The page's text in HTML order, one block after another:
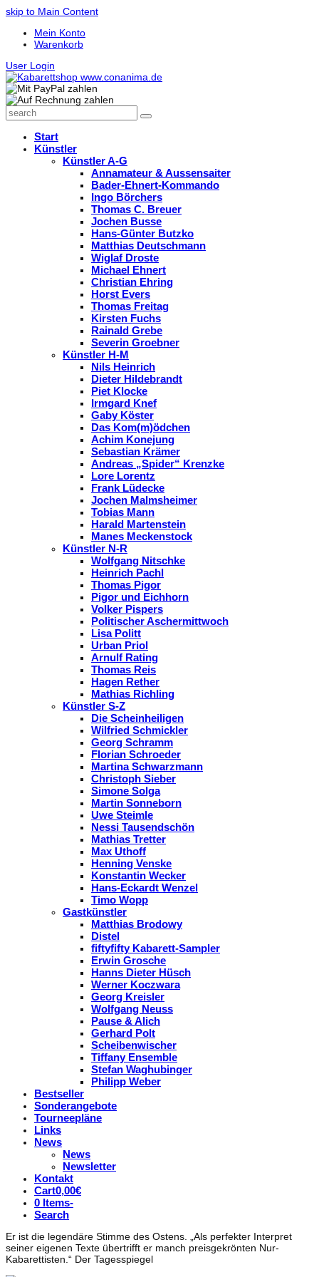
skip to Main Content
Mein Konto
Warenkorb
User Login
search
Search
Start
Künstler
Künstler A-G
Annamateur & Aussensaiter
Bader-Ehnert-Kommando
Ingo Börchers
Thomas C. Breuer
Jochen Busse
Hans-Günter Butzko
Matthias Deutschmann
Wiglaf Droste
Michael Ehnert
Christian Ehring
Horst Evers
Thomas Freitag
Kirsten Fuchs
Rainald Grebe
Severin Groebner
Künstler H-M
Nils Heinrich
Dieter Hildebrandt
Piet Klocke
Irmgard Knef
Gaby Köster
Das Kom(m)ödchen
Achim Konejung
Sebastian Krämer
Andreas „Spider“ Krenzke
Lore Lorentz
Frank Lüdecke
Jochen Malmsheimer
Tobias Mann
Harald Martenstein
Manes Meckenstock
Künstler N-R
Wolfgang Nitschke
Heinrich Pachl
Thomas Pigor
Pigor und Eichhorn
Volker Pispers
Politischer Aschermittwoch
Lisa Politt
Urban Priol
Arnulf Rating
Thomas Reis
Hagen Rether
Mathias Richling
Künstler S-Z
Die Scheinheiligen
Wilfried Schmickler
Georg Schramm
Florian Schroeder
Martina Schwarzmann
Christoph Sieber
Simone Solga
Martin Sonneborn
Uwe Steimle
Nessi Tausendschön
Mathias Tretter
Max Uthoff
Henning Venske
Konstantin Wecker
Hans-Eckardt Wenzel
Timo Wopp
Gastkünstler
Matthias Brodowy
Distel
fiftyfifty Kabarett-Sampler
Erwin Grosche
Hanns Dieter Hüsch
Werner Koczwara
Georg Kreisler
Wolfgang Neuss
Pause & Alich
Gerhard Polt
Scheibenwischer
Tiffany Ensemble
Stefan Waghubinger
Philipp Weber
Bestseller
Sonderangebote
Tourneepläne
Links
News
News
Newsletter
Kontakt
Cart0,00€
0 Items-
Search
Er ist die legendäre Stimme des Ostens. „Als perfekter Interpret
seiner eigenen Texte übertrifft er manch preisgekrönten Nur-
Kabarettisten.“ Der Tagesspiegel